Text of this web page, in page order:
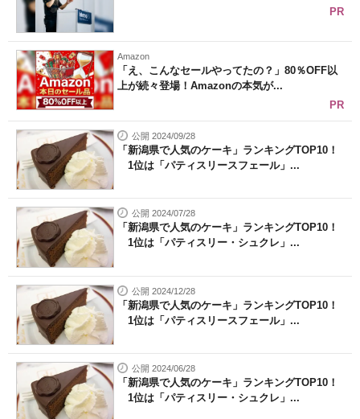
エレクトロニクス専門サイト
電子設計の基本と応用
エネルギーの専門メディア
建設×テクノロジーの最前線
ちょっと気になるネットの話題
PR
Amazon
「え、こんなセールやってたの？」80％OFF以
上が続々登場！Amazonの本気が...
PR
公開 2024/09/28
「新潟県で人気のケーキ」ランキングTOP10！
1位は「パティスリースフェール」...
公開 2024/07/28
「新潟県で人気のケーキ」ランキングTOP10！
1位は「パティスリー・シュクレ」...
公開 2024/12/28
「新潟県で人気のケーキ」ランキングTOP10！
1位は「パティスリースフェール」...
公開 2024/06/28
「新潟県で人気のケーキ」ランキングTOP10！
1位は「パティスリー・シュクレ」...